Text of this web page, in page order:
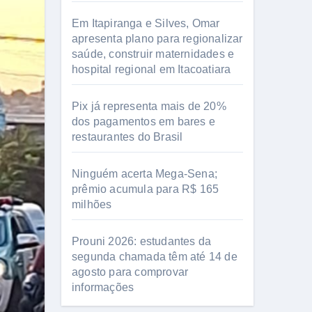
Em Itapiranga e Silves, Omar
apresenta plano para regionalizar
saúde, construir maternidades e
hospital regional em Itacoatiara
Pix já representa mais de 20%
dos pagamentos em bares e
restaurantes do Brasil
Ninguém acerta Mega-Sena;
prêmio acumula para R$ 165
milhões
Prouni 2026: estudantes da
segunda chamada têm até 14 de
agosto para comprovar
informações